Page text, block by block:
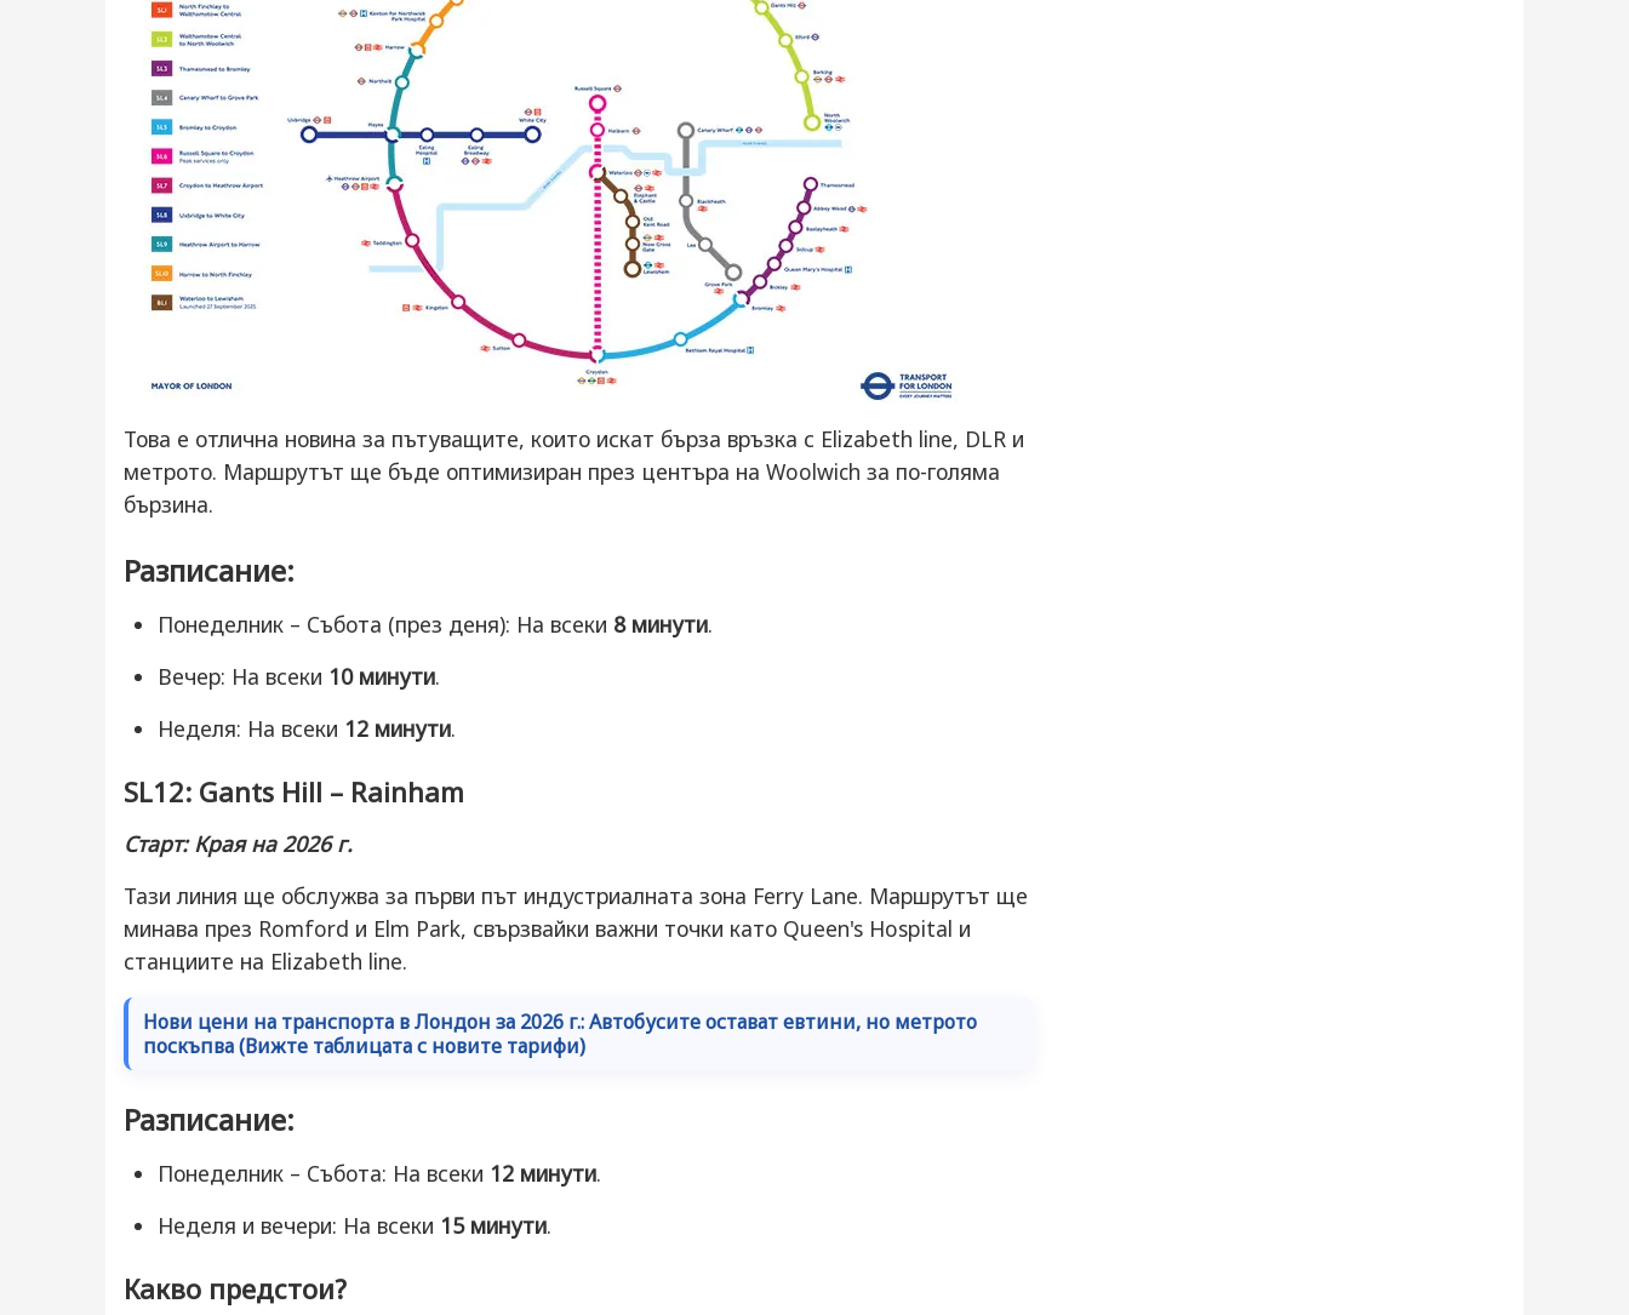
Това е отлична новина за пътуващите, които искат бърза връзка с Elizabeth line, DLR и
метрото. Маршрутът ще бъде оптимизиран през центъра на Woolwich за по-голяма
бързина.
Разписание:
Понеделник – Събота (през деня): На всеки 8 минути.
Вечер: На всеки 10 минути.
Неделя: На всеки 12 минути.
SL12: Gants Hill – Rainham
Старт: Края на 2026 г.
Тази линия ще обслужва за първи път индустриалната зона Ferry Lane. Маршрутът ще
минава през Romford и Elm Park, свързвайки важни точки като Queen's Hospital и
станциите на Elizabeth line.
Нови цени на транспорта в Лондон за 2026 г.: Автобусите остават евтини, но метрото
поскъпва (Вижте таблицата с новите тарифи)
Разписание:
Понеделник – Събота: На всеки 12 минути.
Неделя и вечери: На всеки 15 минути.
Какво предстои?